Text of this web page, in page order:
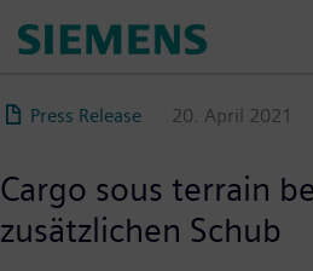
zum
Press Release
20. April 2021
Cargo sous terrain
zusätzlichen Schub